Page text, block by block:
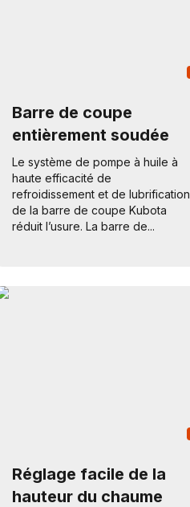
Barre de coupe
entièrement soudée
Le système de pompe à huile à
haute efficacité de
refroidissement et de lubrification
de la barre de coupe Kubota
réduit l’usure. La barre de...
Réglage facile de la
hauteur du chaume